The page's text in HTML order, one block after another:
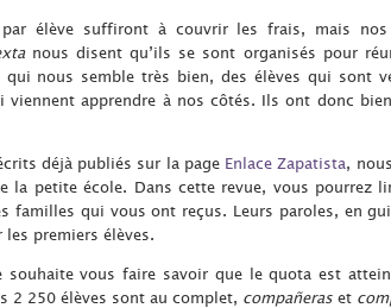
élève suffiront à couvrir les frais, mais nos
nous disent qu’ils se sont organisés pour
nous semble très bien, des élèves qui sont
apprendre à nos côtés. Ils ont donc
déjà publiés sur la page Enlace Zapatista,
la petite école. Dans cette revue, vous pourrez
familles qui vous ont reçus. Leurs paroles, en
premiers élèves.
vous faire savoir que le quota est
2 250 élèves sont au complet, compañeraset